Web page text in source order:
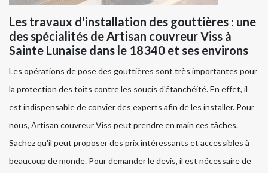
Les travaux d'installation des gouttières : une
des spécialités de Artisan couvreur Viss à
Sainte Lunaise dans le 18340 et ses environs
Les opérations de pose des gouttières sont très importantes pour
la protection des toits contre les soucis d'étanchéité. En effet, il
est indispensable de convier des experts afin de les installer. Pour
nous, Artisan couvreur Viss peut prendre en main ces tâches.
Sachez qu'il peut proposer des prix intéressants et accessibles à
beaucoup de monde. Pour demander le devis, il est nécessaire de